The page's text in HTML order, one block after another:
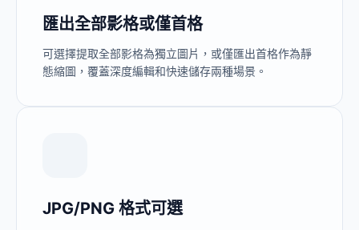
匯出全部影格或僅首格
可選擇提取全部影格為獨立圖片，或僅匯出首格作為靜
態縮圖，覆蓋深度編輯和快速儲存兩種場景。
JPG/PNG 格式可選